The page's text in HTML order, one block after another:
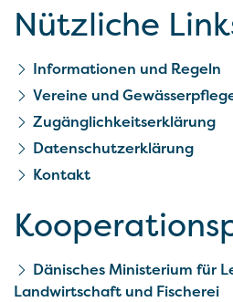
Nützliche
Informationen und Regeln
Vereine und
Zugänglichkeitserklärung
Datenschutzerklärung
Kontakt
Dänisches Ministerium für
Landwirtschaft und Fischerei